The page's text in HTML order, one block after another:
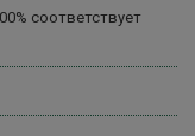
соответствует